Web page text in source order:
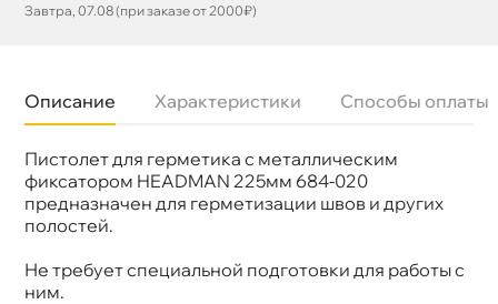
Завтра, 07.08 (при заказе от 2000₽)
Описание Характеристики Способы оплаты
Пистолет для герметика с металлическим
фиксатором HEADMAN 225мм 684-020
предназначен для герметизации швов и других
полостей.
Не требует специальной подготовки для работы с
ним.
Бренд
HEADMENT
Артикул
684-020